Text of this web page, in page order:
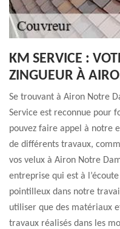
KM SERVICE :
ZINGUEUR À
Se trouvant à Airon Notre
Service est reconnue pour
pouvez faire appel à notre
de différents travaux,
vos velux à Airon Notre
entreprise qui est à
pointilleux dans notre
utiliser que des matériaux
travaux réalisés dans les